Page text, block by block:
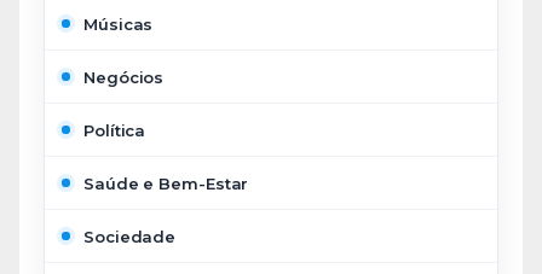
Músicas
Negócios
Política
Saúde e Bem-Estar
Sociedade